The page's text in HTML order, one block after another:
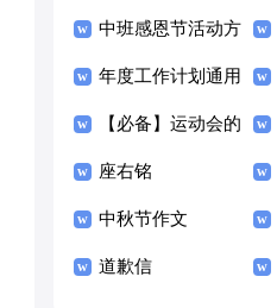
体会15篇
中班感恩节活动方
案
年度工作计划通用
15篇
【必备】运动会的
日记4篇
座右铭
中秋节作文
道歉信